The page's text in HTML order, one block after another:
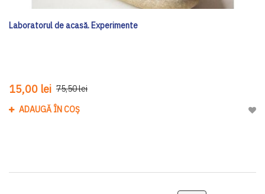
Laboratorul de acasă. Experimente
15,00 lei 75,50 lei
ADAUGĂ ÎN COȘ